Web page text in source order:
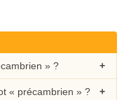
» ?
« précambrien » ?